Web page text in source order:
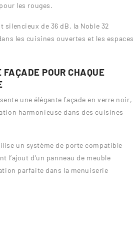
les rouges.
silencieux de 36 dB, la Noble 32
les cuisines ouvertes et les espaces
POUR CHAQUE
une élégante façade en verre noir,
harmonieuse dans des cuisines
un système de porte compatible
l’ajout d’un panneau de meuble
parfaite dans la menuiserie